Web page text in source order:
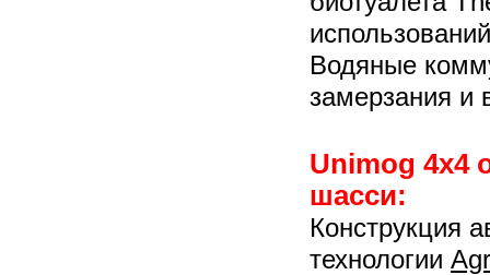
Водяные
замерзания и
Unimog 4х4
шасси:
Конструкция
технологии